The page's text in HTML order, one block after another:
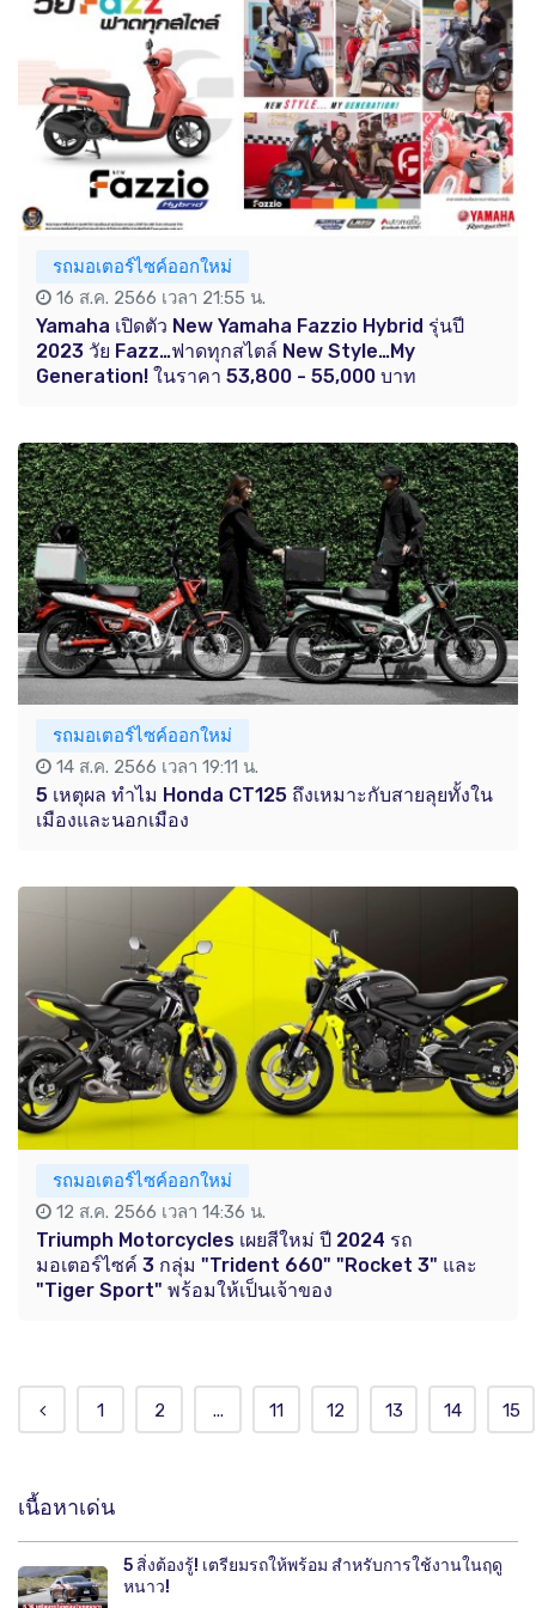
รถมอเตอร์ไซค์ออกใหม่
16 ส.ค. 2566 เวลา 21:55 น.
Yamaha เปิดตัว New Yamaha Fazzio Hybrid รุ่นปี
2023 วัย Fazz…ฟาดทุกสไตล์ New Style…My
Generation! ในราคา 53,800 - 55,000 บาท
รถมอเตอร์ไซค์ออกใหม่
14 ส.ค. 2566 เวลา 19:11 น.
5 เหตุผล ทำไม Honda CT125 ถึงเหมาะกับสายลุยทั้งใน
เมืองและนอกเมือง
รถมอเตอร์ไซค์ออกใหม่
12 ส.ค. 2566 เวลา 14:36 น.
Triumph Motorcycles เผยสีใหม่ ปี 2024 รถ
มอเตอร์ไซค์ 3 กลุ่ม "Trident 660" "Rocket 3" และ
"Tiger Sport" พร้อมให้เป็นเจ้าของ
1 2 ... 11 12 13 14 15
เนื้อหาเด่น
5 สิ่งต้องรู้! เตรียมรถให้พร้อม สำหรับการใช้งานในฤดู
หนาว!